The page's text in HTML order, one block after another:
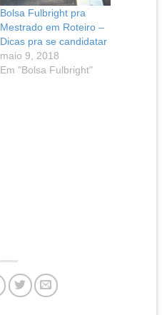
Bolsa Fulbright pra
Mestrado em Roteiro –
Dicas pra se candidatar
maio 9, 2018
Em "Bolsa Fulbright"